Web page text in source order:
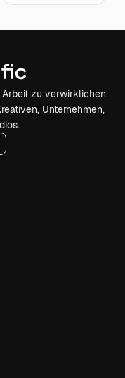
zu verwirklichen.
Unternehmen,